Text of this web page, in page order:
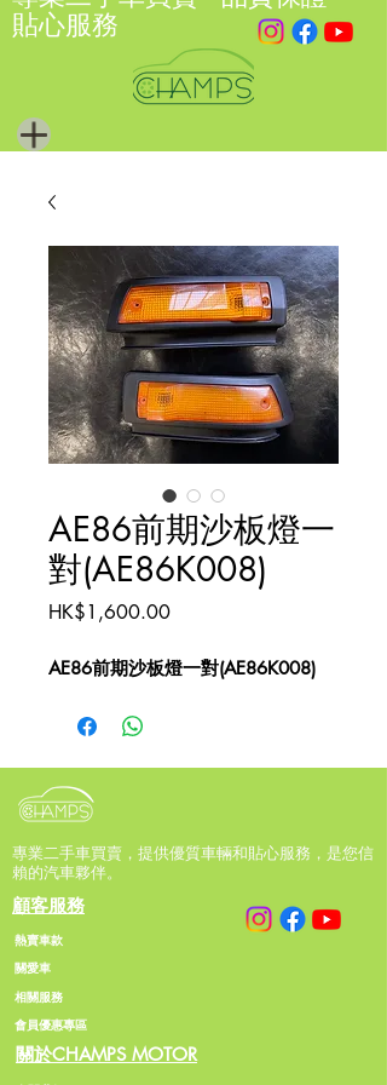
貼心服務
AE86前期沙板燈一
對(AE86K008)
HK$1,600.00價
AE86前期沙板燈一對(AE86K008)
專業二手車買賣，提供優質車輛和貼心服務，是您信
賴的汽車夥伴。
顧客服務
熱賣車款
關愛車
相關服務
會員優惠專區
關於CHAMPS MOTOR